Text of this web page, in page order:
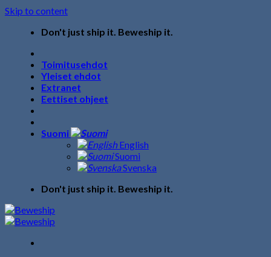
Skip to content
Don't just ship it. Beweship it.
Toimitusehdot
Yleiset ehdot
Extranet
Eettiset ohjeet
Suomi
English
Suomi
Svenska
Don't just ship it. Beweship it.